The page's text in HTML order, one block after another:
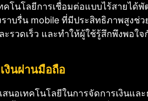
คโนโลยีการเชื่อมต่อแบบไร้สายได้
ราบรื่น mobile ที่มีประสิทธิภาพสูงช่
ะรวดเร็ว และทำให้ผู้ใช้รู้สึกพึงพอใ
งินผ่านมือถือ
สนอเทคโนโลยีในการจัดการเงินแ